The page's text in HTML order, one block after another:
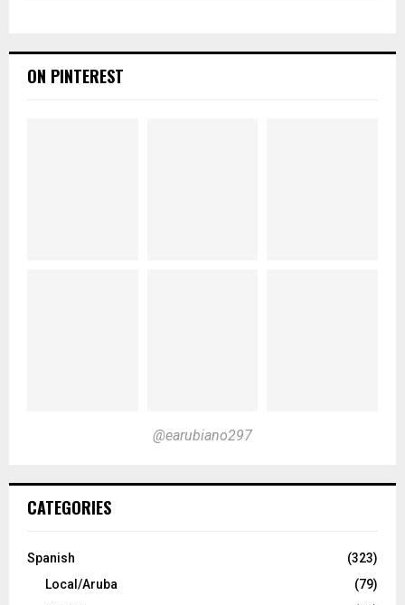
ON PINTEREST
@earubiano297
CATEGORIES
Spanish
(323)
Local/Aruba
(79)